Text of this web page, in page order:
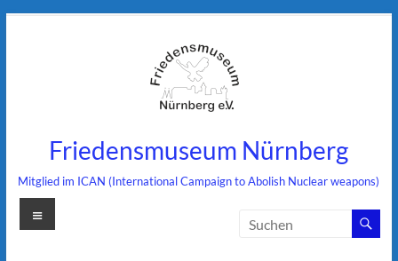
Friedensmuseum Nürnberg
Mitglied im ICAN (International Campaign to Abolish Nuclear weapons)
Menü